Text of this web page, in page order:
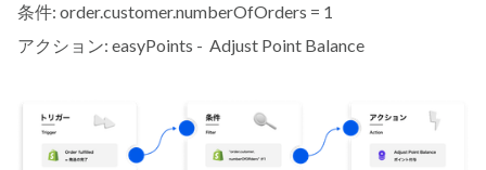
条件: order.customer.numberOfOrders = 1
アクション: easyPoints - Adjust Point Balance